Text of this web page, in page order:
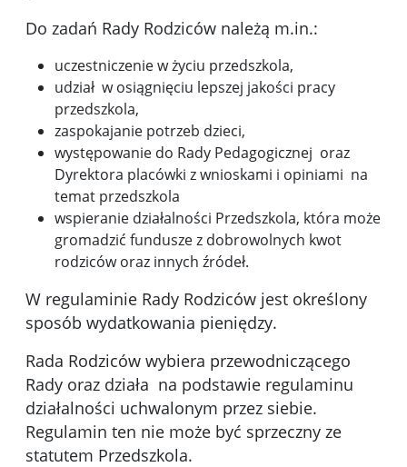
Do zadań Rady Rodziców należą m.in.:
uczestniczenie w życiu przedszkola,
udział w osiągnięciu lepszej jakości pracy
przedszkola,
zaspokajanie potrzeb dzieci,
występowanie do Rady Pedagogicznej oraz
Dyrektora placówki z wnioskami i opiniami na
temat przedszkola
wspieranie działalności Przedszkola, która może
gromadzić fundusze z dobrowolnych kwot
rodziców oraz innych źródeł.
W regulaminie Rady Rodziców jest określony
sposób wydatkowania pieniędzy.
Rada Rodziców wybiera przewodniczącego
Rady oraz działa na podstawie regulaminu
działalności uchwalonym przez siebie.
Regulamin ten nie może być sprzeczny ze
statutem Przedszkola.